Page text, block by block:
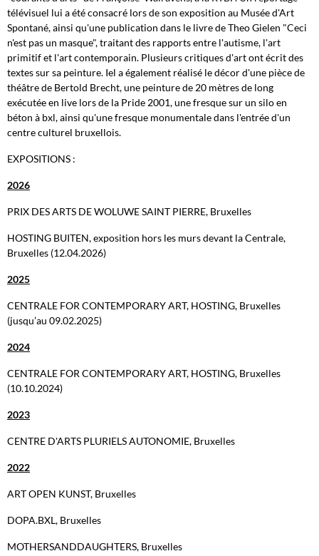
télévisuel lui a été consacré lors de son exposition au Musée d'Art
Spontané, ainsi qu'une publication dans le livre de Theo Gielen "Ceci
n'est pas un masque", traitant des rapports entre l'autisme, l'art
primitif et l'art contemporain. Plusieurs critiques d'art ont écrit des
textes sur sa peinture. Iel a également réalisé le décor d'une pièce de
théâtre de Bertold Brecht, une peinture de 20 mètres de long
exécutée en live lors de la Pride 2001, une fresque sur un silo en
béton à bxl, ainsi qu'une fresque monumentale dans l'entrée d'un
centre culturel bruxellois.
EXPOSITIONS :
2026
PRIX DES ARTS DE WOLUWE SAINT PIERRE, Bruxelles
HOSTING BUITEN, exposition hors les murs devant la Centrale,
Bruxelles (12.04.2026)
2025
CENTRALE FOR CONTEMPORARY ART, HOSTING, Bruxelles
(jusqu’au 09.02.2025)
2024
CENTRALE FOR CONTEMPORARY ART, HOSTING, Bruxelles
(10.10.2024)
2023
CENTRE D'ARTS PLURIELS AUTONOMIE, Bruxelles
2022
ART OPEN KUNST, Bruxelles
DOPA.BXL, Bruxelles
MOTHERSANDDAUGHTERS, Bruxelles